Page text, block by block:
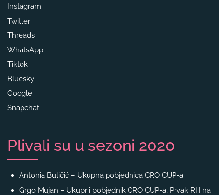
Instagram
Twitter
Threads
WhatsApp
Tiktok
Bluesky
Google
Snapchat
Plivali su u sezoni 2020
Antonia Buličić – Ukupna pobjednica CRO CUP-a
Grgo Mujan – Ukupni pobjednik CRO CUP-a, Prvak RH na